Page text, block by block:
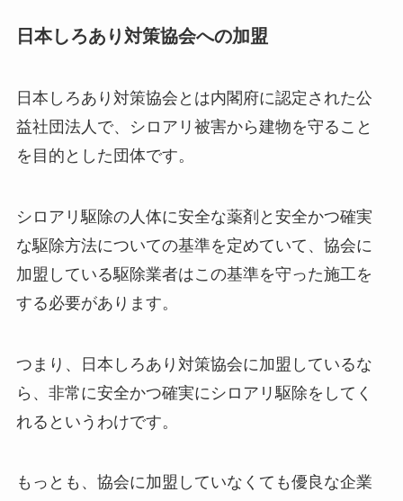
日本しろあり対策協会への加盟
日本しろあり対策協会とは内閣府に認定された公
益社団法人で、シロアリ被害から建物を守ること
を目的とした団体です。
シロアリ駆除の人体に安全な薬剤と安全かつ確実
な駆除方法についての基準を定めていて、協会に
加盟している駆除業者はこの基準を守った施工を
する必要があります。
つまり、日本しろあり対策協会に加盟しているな
ら、非常に安全かつ確実にシロアリ駆除をしてく
れるというわけです。
もっとも、協会に加盟していなくても優良な企業